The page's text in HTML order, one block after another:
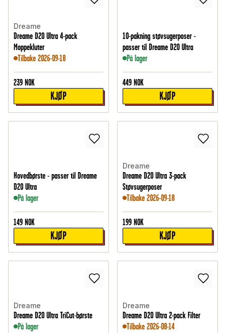
Dreame
Dreame D20 Ultra 4-pack
Moppekluter
Tilbake 2026-09-18
239 NOK
KJØP
10-pakning støvsugerposer -
passer til Dreame D20 Ultra
På lager
449 NOK
KJØP
Hovedbørste - passer til Dreame
D20 Ultra
På lager
149 NOK
KJØP
Dreame
Dreame D20 Ultra 3-pack
Støvsugerposer
Tilbake 2026-09-18
199 NOK
KJØP
Dreame
Dreame D20 Ultra TriCut-børste
På lager
Dreame
Dreame D20 Ultra 2-pack Filter
Tilbake 2026-08-14